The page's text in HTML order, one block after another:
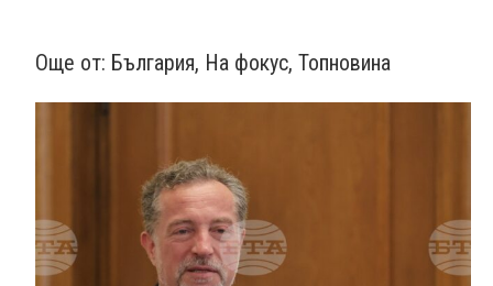
Още от: България, На фокус, Топновина